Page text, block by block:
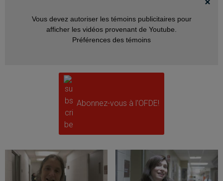
Vous devez autoriser les témoins publicitaires pour
afficher les vidéos provenant de Youtube.
Préférences des témoins
Abonnez-vous à l'OFDE!